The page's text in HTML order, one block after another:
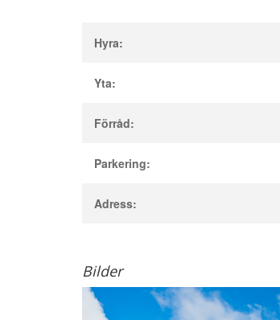
Hyra:
Yta:
Förråd:
Parkering:
Adress:
Bilder